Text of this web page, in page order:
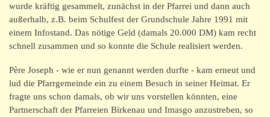
wurde kräftig gesammelt, zunächst in der Pfarrei und dann auch
außerhalb, z.B. beim Schulfest der Grundschule Jahre 1991 mit
einem Infostand. Das nötige Geld (damals 20.000 DM) kam recht
schnell zusammen und so konnte die Schule realisiert werden.
Père Joseph - wie er nun genannt werden durfte - kam erneut und
lud die Pfarrgemeinde ein zu einem Besuch in seiner Heimat. Er
fragte uns schon damals, ob wir uns vorstellen könnten, eine
Partnerschaft der Pfarreien Birkenau und Imasgo anzustreben, so